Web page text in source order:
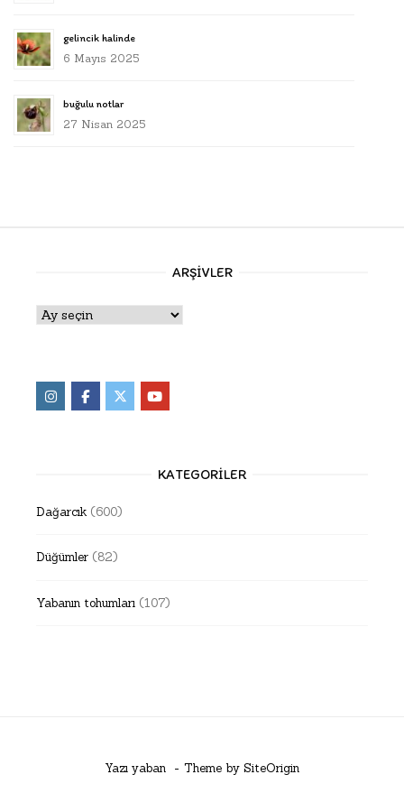
gelincik halinde
6 Mayıs 2025
buğulu notlar
27 Nisan 2025
ARŞIVLER
Arşivler
KATEGORILER
Dağarcık (600)
Düğümler (82)
Yabanın tohumları (107)
Yazı yaban Theme by SiteOrigin